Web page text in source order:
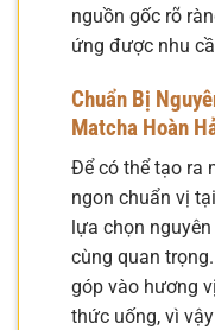
nguồn gốc rõ
ứng được nhu
Chuẩn Bị
Matcha Hoàn
Để có thể tạo ra
ngon chuẩn vị
lựa chọn
cùng quan
góp vào hương
thức uống, vì